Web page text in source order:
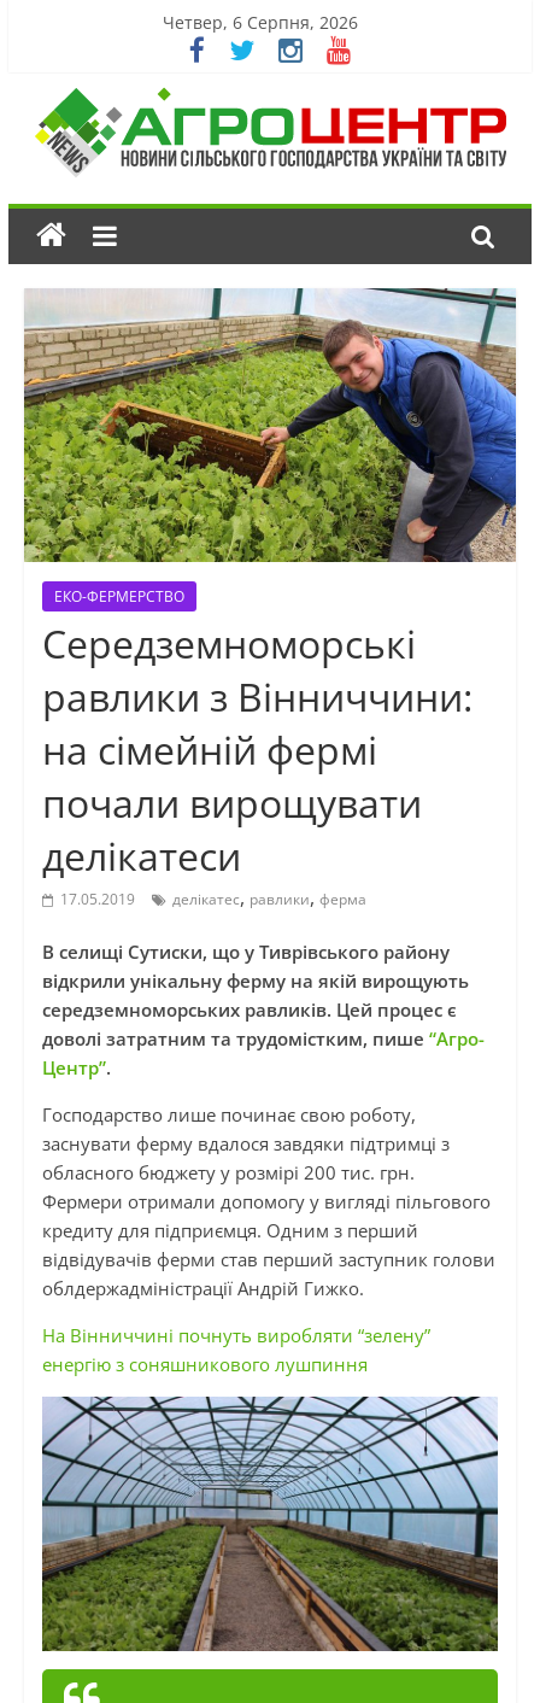
Четвер, 6 Серпня, 2026
ЕКО-ФЕРМЕРСТВО
Середземноморські
равлики з Вінниччини:
на сімейній фермі
почали вирощувати
делікатеси
17.05.2019 делікатес, равлики, ферма
В селищі Сутиски, що у Тиврівського району
відкрили унікальну ферму на якій вирощують
середземноморських равликів. Цей процес є
доволі затратним та трудомістким, пише “Агро-
Центр”.
Господарство лише починає свою роботу,
заснувати ферму вдалося завдяки підтримці з
обласного бюджету у розмірі 200 тис. грн.
Фермери отримали допомогу у вигляді пільгового
кредиту для підприємця. Одним з перший
відвідувачів ферми став перший заступник голови
облдержадміністрації Андрій Гижко.
На Вінниччині почнуть виробляти “зелену”
енергію з соняшникового лушпиння